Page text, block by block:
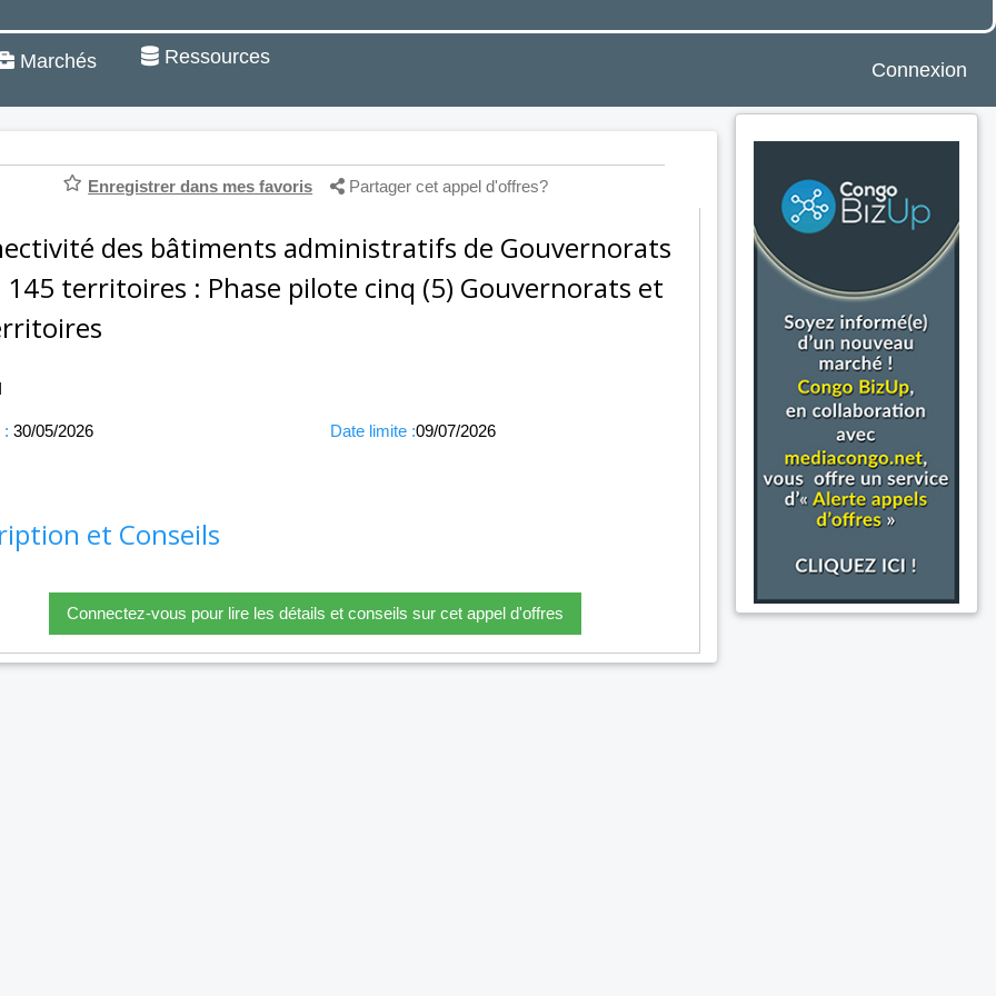
Marchés Ressources
Connexion
Enregistrer dans mes favoris Partager cet appel d'offres?
des bâtiments administratifs de Gouvernorats
145 territoires : Phase pilote cinq (5) Gouvernorats et
: 30/05/2026 Date limite :09/07/2026
et Conseils
Connectez-vous pour lire les détails et conseils sur cet appel d'offres